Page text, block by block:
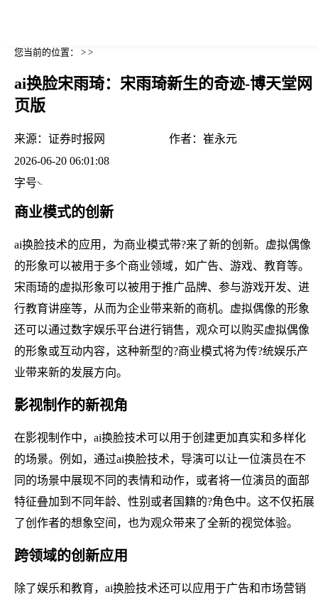
您当前的位置： > >
ai换脸宋雨琦：宋雨琦新生的奇迹-博天堂网
页版
来源： 证券时报网 作者： 崔永元
2026-06-20 06:01:08
字号
商业模式的创新
ai换脸技术的应用，为商业模式带?来了新的创新。虚拟偶像
的形象可以被用于多个商业领域，如广告、游戏、教育等。
宋雨琦的虚拟形象可以被用于推广品牌、参与游戏开发、进
行教育讲座等，从而为企业带来新的商机。虚拟偶像的形象
还可以通过数字娱乐平台进行销售，观众可以购买虚拟偶像
的形象或互动内容，这种新型的?商业模式将为传?统娱乐产
业带来新的发展方向。
影视制作的新视角
在影视制作中，ai换脸技术可以用于创建更加真实和多样化
的场景。例如，通过ai换脸技术，导演可以让一位演员在不
同的场景中展现不同的表情和动作，或者将一位演员的面部
特征叠加到不同年龄、性别或者国籍的?角色中。这不仅拓展
了创作者的想象空间，也为观众带来了全新的视觉体验。
跨领域的创新应用
除了娱乐和教育，ai换脸技术还可以应用于广告和市场营销